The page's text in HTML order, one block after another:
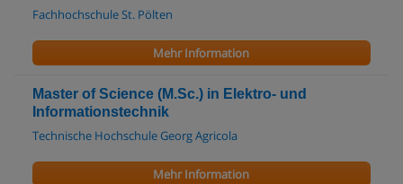
Fachhochschule St. Pölten
Mehr Information
Master of Science (M.Sc.) in Elektro- und
Informationstechnik
Technische Hochschule Georg Agricola
Mehr Information